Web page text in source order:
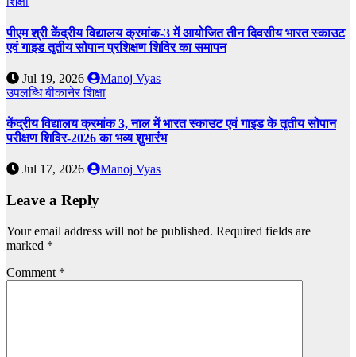
पीएम श्री केंद्रीय विद्यालय क्रमांक-3 में आयोजित तीन दिवसीय भारत स्काउट
एवं गाइड तृतीय सोपान प्रशिक्षण शिविर का समापन
Jul 19, 2026
Manoj Vyas
उपलब्धिबीकानेरशिक्षा
केंद्रीय विद्यालय क्रमांक 3, नाल में भारत स्काउट एवं गाइड के तृतीय सोपान
परीक्षण शिविर-2026 का भव्य शुभारंभ
Jul 17, 2026 Manoj Vyas
Leave a Reply
Your email address will not be published. Required fields are
marked *
Comment *